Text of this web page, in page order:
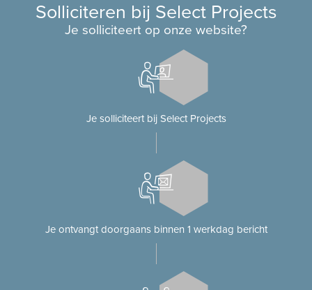
Solliciteren bij Select Projects
Je solliciteert op onze website?
Je solliciteert bij Select Projects
Je ontvangt doorgaans binnen 1 werkdag bericht